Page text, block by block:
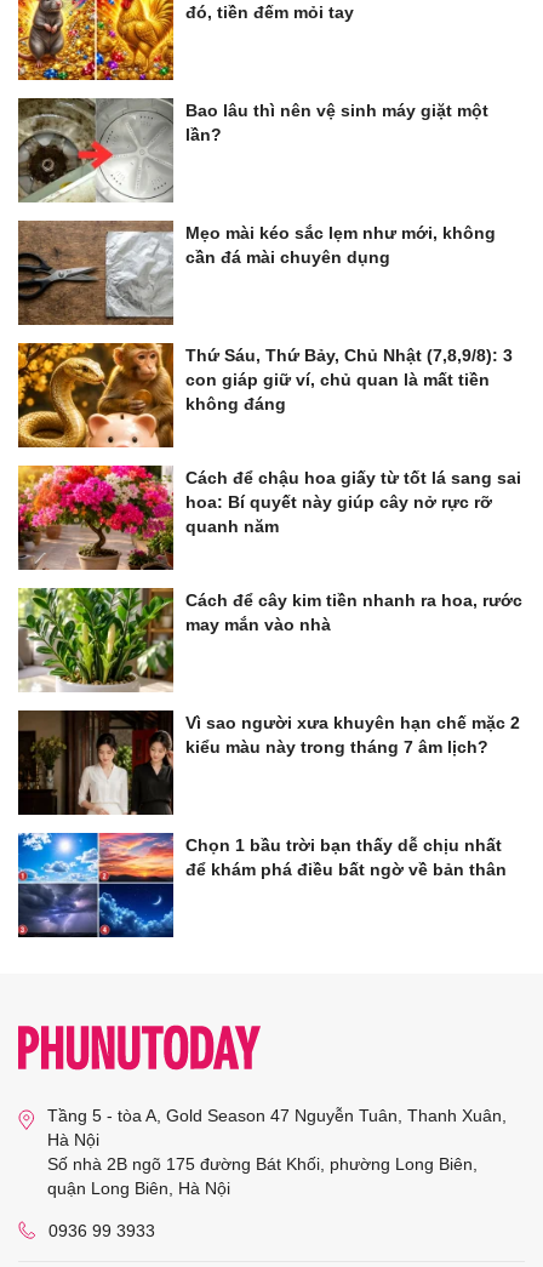
đó, tiền đếm mỏi tay
Bao lâu thì nên vệ sinh máy giặt một
lần?
Mẹo mài kéo sắc lẹm như mới, không
cần đá mài chuyên dụng
Thứ Sáu, Thứ Bảy, Chủ Nhật (7,8,9/8): 3
con giáp giữ ví, chủ quan là mất tiền
không đáng
Cách để chậu hoa giấy từ tốt lá sang sai
hoa: Bí quyết này giúp cây nở rực rỡ
quanh năm
Cách để cây kim tiền nhanh ra hoa, rước
may mắn vào nhà
Vì sao người xưa khuyên hạn chế mặc 2
kiểu màu này trong tháng 7 âm lịch?
Chọn 1 bầu trời bạn thấy dễ chịu nhất
để khám phá điều bất ngờ về bản thân
Tầng 5 - tòa A, Gold Season 47 Nguyễn Tuân, Thanh Xuân,
Hà Nội
Số nhà 2B ngõ 175 đường Bát Khối, phường Long Biên,
quận Long Biên, Hà Nội
0936 99 3933